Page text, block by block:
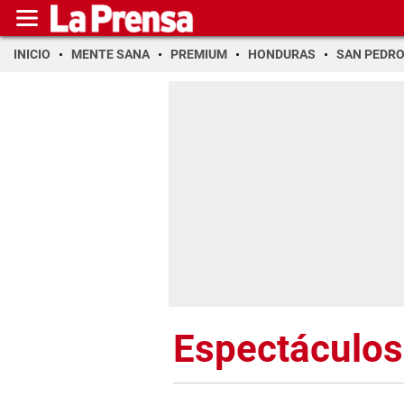
INICIO MENTE SANA PREMIUM HONDURAS SAN PEDRO
Espectáculos